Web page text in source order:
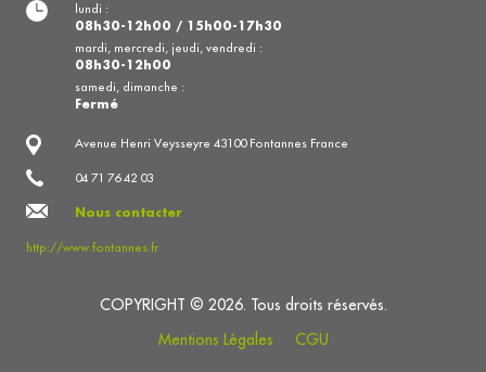
Avenue Henri Veysseyre 43100 Fontannes France
04 71 76 42 03
Nous contacter
http://www.fontannes.fr
lundi :
08h30-12h00 / 15h00-17h30
mardi, mercredi, jeudi, vendredi :
08h30-12h00
samedi, dimanche :
Fermé
COPYRIGHT © 2026. Tous droits réservés.
Mentions Légales
CGU